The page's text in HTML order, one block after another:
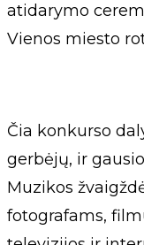
atidarymo
Vienos miesto
Čia konkurso
gerbėjų, ir
Muzikos
fotografams,